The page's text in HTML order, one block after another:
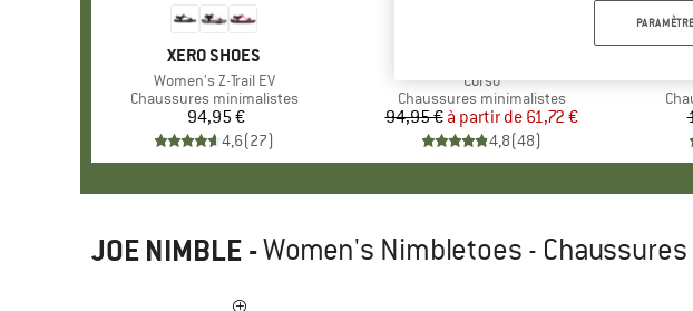
MARQUE
XERO SHOES
Article
Women's Z-Trail EV
Product group
Chaussures minimalistes
Prix
94,95 €
4,6(27)
Article
Corso
Product group
Chaussures minimalistes
Prix
94,95 € Prix réduit
à partir de 61,72 €
4,8(48)
JOE NIMBLE -Women's Nimbletoes -